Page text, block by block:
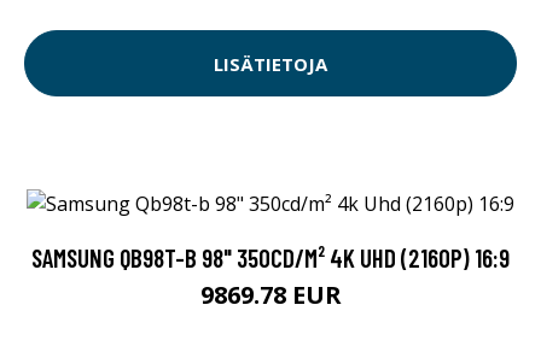
LISÄTIETOJA
SAMSUNG QB98T-B 98" 350CD/M² 4K UHD (2160P) 16:9
9869.78 EUR